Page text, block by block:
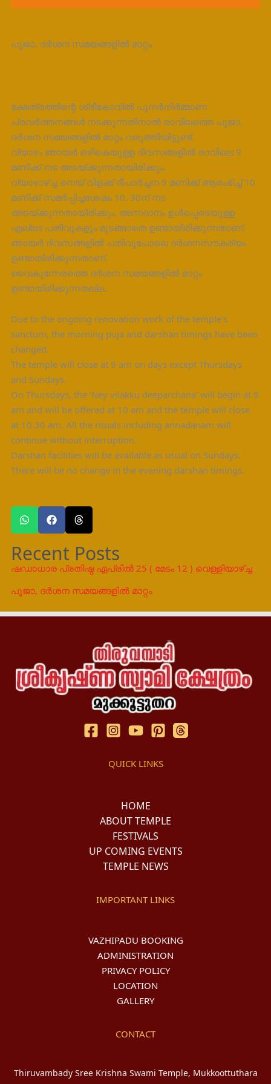
പൂജാ, ദർശന സമയങ്ങളിൽ മാറ്റം
ക്ഷേത്രത്തിന്റെ ശ്രീകോവിൽ പുനർനിർമ്മാണ
പ്രവർത്തനങ്ങൾ നടക്കുന്നതിനാൽ രാവിലത്തെ പൂജാ,
ദർശന സമയങ്ങളിൽ മാറ്റം വരുത്തിയിട്ടുണ്ട്.
വ്യാഴം ഞായർ ഒഴികെയുള്ള ദിവസങ്ങളിൽ രാവിലെ 9
മണിക്ക് നട അടയ്ക്കുന്നതായിരിക്കും.
വ്യാഴാഴ്ച്ച നെയ് വിളക്ക് ദീപാർച്ചന 9 മണിക്ക് ആരംഭിച്ച് 10
മണിക്ക് സമർപ്പിച്ചശേഷം 10. 30ന് നട
അടയ്ക്കുന്നതായിരിക്കും. അന്നദാനം ഉൾപ്പെടെയുള്ള
എല്ലാ പതിവുകളും മുടങ്ങാതെ ഉണ്ടായിരിക്കുന്നതാണ്.
ഞായർ ദിവസങ്ങളിൽ പതിവുപോലെ ദർശനസൗകര്യം
ഉണ്ടായിരിക്കുന്നതാണ്.
വൈകുന്നേരത്തെ ദർശന സമയങ്ങളിൽ മാറ്റം
ഉണ്ടായിരിക്കുന്നതല്ല.
Due to the ongoing renovation work of the temple’s
sanctum, the morning puja and darshan timings have been
changed.
The temple will close at 9 am on days except Thursdays
and Sundays.
On Thursdays, the ‘Ney vilakku deeparchana’ will begin at 9
am and will be offered at 10 am and the temple will close
at 10.30 am. All the rituals including annadanam will
continue without interruption.
Darshan facilities will be available as usual on Sundays.
There will be no change in the evening darshan timings.
Recent Posts
ഷഡാധാര പ്രതിഷ്ഠ ഏപ്രിൽ 25 ( മേടം 12 ) വെള്ളിയാഴ്ച്ച
പൂജാ, ദർശന സമയങ്ങളിൽ മാറ്റം
QUICK LINKS
HOME
ABOUT TEMPLE
FESTIVALS
UP COMING EVENTS
TEMPLE NEWS
IMPORTANT LINKS
VAZHIPADU BOOKING
ADMINISTRATION
PRIVACY POLICY
LOCATION
GALLERY
CONTACT
Thiruvambady Sree Krishna Swami Temple, Mukkoottuthara